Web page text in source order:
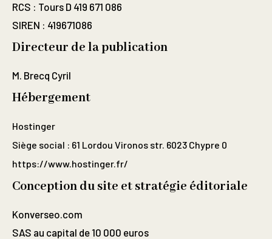
RCS : Tours D 419 671 086
SIREN : 419671086
Directeur de la publication
M. Brecq Cyril
Hébergement
Hostinger
Siège social : 61 Lordou Vironos str. 6023 Chypre 0
https://www.hostinger.fr/
Conception du site et stratégie éditoriale
Konverseo.com
SAS au capital de 10 000 euros